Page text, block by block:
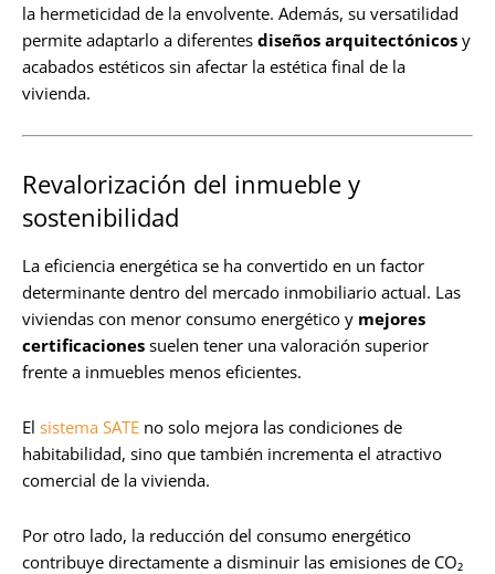
la hermeticidad de la envolvente. Además, su versatilidad
permite adaptarlo a diferentes diseños arquitectónicos y
acabados estéticos sin afectar la estética final de la
vivienda.
Revalorización del inmueble y
sostenibilidad
La eficiencia energética se ha convertido en un factor
determinante dentro del mercado inmobiliario actual. Las
viviendas con menor consumo energético y mejores
certificaciones suelen tener una valoración superior
frente a inmuebles menos eficientes.
El sistema SATE no solo mejora las condiciones de
habitabilidad, sino que también incrementa el atractivo
comercial de la vivienda.
Por otro lado, la reducción del consumo energético
contribuye directamente a disminuir las emisiones de CO₂